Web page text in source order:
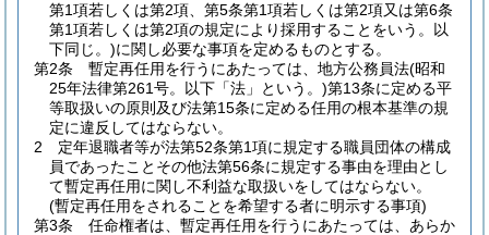
第1項若しくは第2項、第5条第1項若しくは第2項又は第6条
第1項若しくは第2項の規定により採用することをいう。以
下同じ。)に関し必要な事項を定めるものとする。
第2条
暫定再任用を行うにあたっては、地方公務員法(昭和
25年法律第261号。以下「法」という。)第13条に定める平
等取扱いの原則及び法第15条に定める任用の根本基準の規
定に違反してはならない。
2
定年退職者等が法第52条第1項に規定する職員団体の構成
員であったことその他法第56条に規定する事由を理由とし
て暫定再任用に関し不利益な取扱いをしてはならない。
(暫定再任用をされることを希望する者に明示する事項)
第3条
任命権者は、暫定再任用を行うにあたっては、あらか